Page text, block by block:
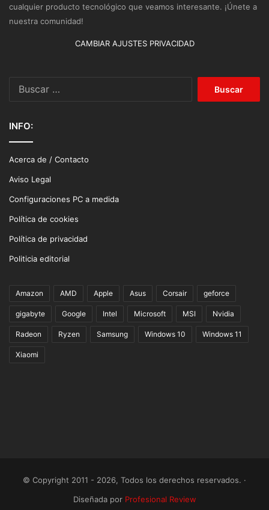
cualquier producto tecnológico que veamos interesante. ¡Únete a
nuestra comunidad!
CAMBIAR AJUSTES PRIVACIDAD
INFO:
Acerca de / Contacto
Aviso Legal
Configuraciones PC a medida
Política de cookies
Política de privacidad
Politicia editorial
Amazon AMD Apple Asus Corsair geforce
gigabyte Google Intel Microsoft MSI Nvidia
Radeon Ryzen Samsung Windows 10 Windows 11
Xiaomi
© Copyright 2011 - 2026, Todos los derechos reservados. ·
Diseñada por Profesional Review